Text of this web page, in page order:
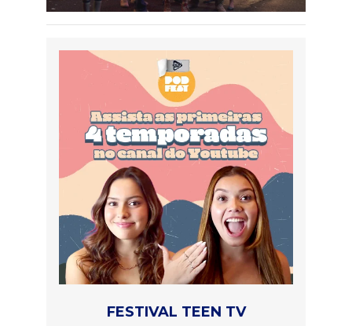
FESTIVAL TEEN TV